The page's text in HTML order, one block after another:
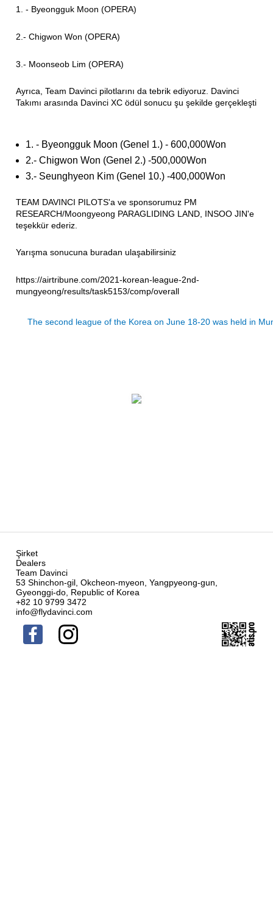
1. - Byeongguk Moon (OPERA)
2.- Chigwon Won (OPERA)
3.- Moonseob Lim (OPERA)
Ayrıca, Team Davinci pilotlarını da tebrik ediyoruz. Davinci
Takımı arasında Davinci XC ödül sonucu şu şekilde gerçekleşti
1. - Byeongguk Moon (Genel 1.) - 600,000Won
2.- Chigwon Won (Genel 2.) -500,000Won
3.- Seunghyeon Kim (Genel 10.) -400,000Won
TEAM DAVINCI PILOTS'a ve sponsorumuz PM
RESEARCH/Moongyeong PARAGLIDING LAND, INSOO JIN'e
teşekkür ederiz.
Yarışma sonucuna buradan ulaşabilirsiniz
https://airtribune.com/2021-korean-league-2nd-
mungyeong/results/task5153/comp/overall
The second league of the Korea on June 18-20 was held in
Şirket
Dealers
Team Davinci
53 Shinchon-gil, Okcheon-myeon, Yangpyeong-gun,
Gyeonggi-do, Republic of Korea
+82 10 9799 3472
info@flydavinci.com